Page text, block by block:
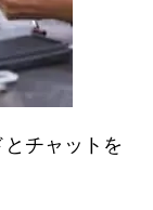
チャットを